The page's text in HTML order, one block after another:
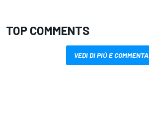
TOP COMMENTS
VEDI DI PIÙ E COMMENTA